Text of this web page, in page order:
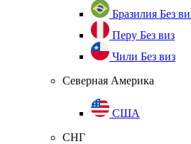
Бразилия Без
Перу Без виз
Чили Без виз
Северная Америка
США
СНГ